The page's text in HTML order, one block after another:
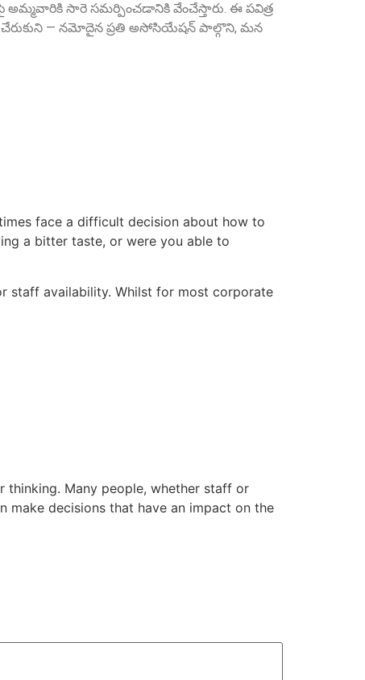
Sri A.S. Aswathanarayana Setty
Founder Donor, Gowribidanur, Karnataka
సారె సమర్పించడానికి వేంచేస్తారు. ఈ పవిత్ర
చేరుకుని — నమోదైన ప్రతి అసోసియేషన్ పాల్గొని, మన
face a difficult decision about how to
a bitter taste, or were you able to
staff availability. Whilst for most corporate
Many people, whether staff or
make decisions that have an impact on the